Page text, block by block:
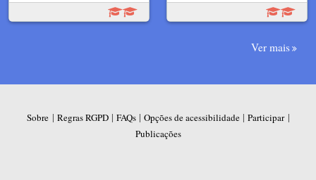
Ver mais
Sobre | Regras RGPD| FAQs| Opções de acessibilidade| Participar|
Publicações